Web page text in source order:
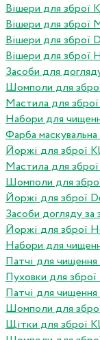
Вішери для зброї
Вішери для зброї
Вішери для зброї
Вішери для зброї
Засоби для
Шомполи для
Мастила для
Набори для
Фарба
Йоржі для зброї
Мастила для
Шомполи для
Йоржі для зброї
Засоби догляду
Йоржі для зброї
Набори для
Патчі для
Пуховки для
Патчі для
Шомполи для
Щітки для зброї